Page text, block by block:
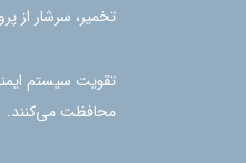
تخمیر، سرشار از
تقویت سیستم
محافظت می‌کنند.